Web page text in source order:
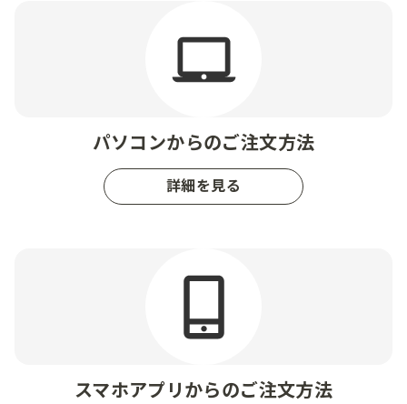
パソコンからのご注文方法
詳細を見る
スマホアプリからのご注文方法